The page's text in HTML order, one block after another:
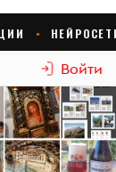
Войти